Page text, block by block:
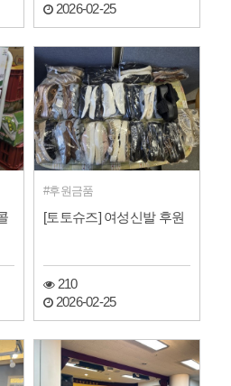
2026-02-25
후원금품
[토토슈즈] 여성신발 후원
210
2026-02-25